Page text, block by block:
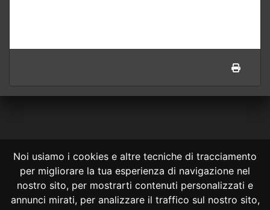
Noi usiamo i cookies e altre tecniche di tracciamento
per migliorare la tua esperienza di navigazione nel
nostro sito, per mostrarti contenuti personalizzati e
annunci mirati, per analizzare il traffico sul nostro sito,
CONSULTA ONLINE DAL 1995 -NOTE LEGALI
Consulta OnLine non ha prodotto e non è responsabile per i contenuti e